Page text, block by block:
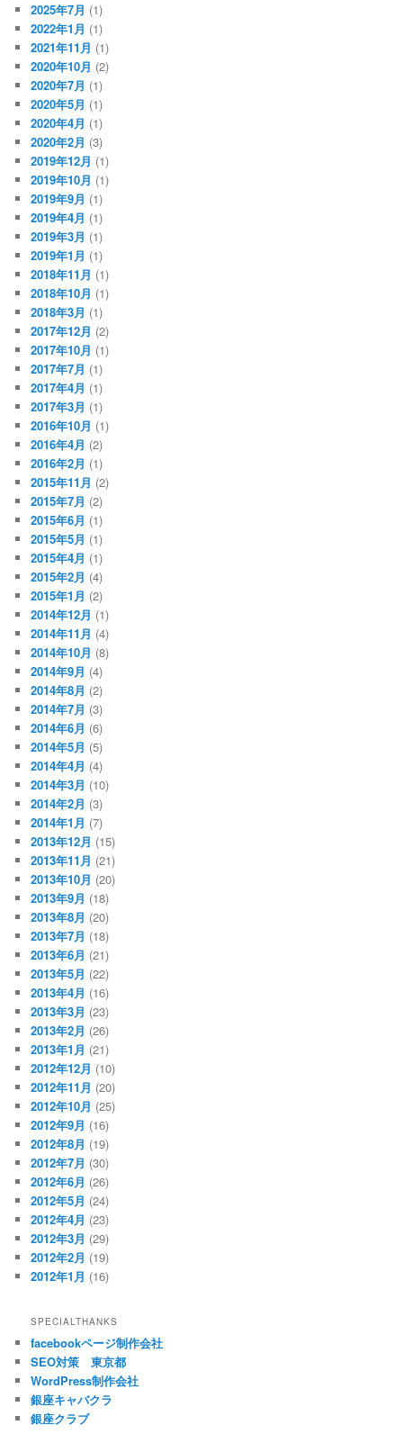
2025年7月 (1)
2022年1月 (1)
2021年11月 (1)
2020年10月 (2)
2020年7月 (1)
2020年5月 (1)
2020年4月 (1)
2020年2月 (3)
2019年12月 (1)
2019年10月 (1)
2019年9月 (1)
2019年4月 (1)
2019年3月 (1)
2019年1月 (1)
2018年11月 (1)
2018年10月 (1)
2018年3月 (1)
2017年12月 (2)
2017年10月 (1)
2017年7月 (1)
2017年4月 (1)
2017年3月 (1)
2016年10月 (1)
2016年4月 (2)
2016年2月 (1)
2015年11月 (2)
2015年7月 (2)
2015年6月 (1)
2015年5月 (1)
2015年4月 (1)
2015年2月 (4)
2015年1月 (2)
2014年12月 (1)
2014年11月 (4)
2014年10月 (8)
2014年9月 (4)
2014年8月 (2)
2014年7月 (3)
2014年6月 (6)
2014年5月 (5)
2014年4月 (4)
2014年3月 (10)
2014年2月 (3)
2014年1月 (7)
2013年12月 (15)
2013年11月 (21)
2013年10月 (20)
2013年9月 (18)
2013年8月 (20)
2013年7月 (18)
2013年6月 (21)
2013年5月 (22)
2013年4月 (16)
2013年3月 (23)
2013年2月 (26)
2013年1月 (21)
2012年12月 (10)
2012年11月 (20)
2012年10月 (25)
2012年9月 (16)
2012年8月 (19)
2012年7月 (30)
2012年6月 (26)
2012年5月 (24)
2012年4月 (23)
2012年3月 (29)
2012年2月 (19)
2012年1月 (16)
SPECIALTHANKS
facebookページ制作会社
SEO対策 東京都
WordPress制作会社
銀座キャバクラ
銀座クラブ